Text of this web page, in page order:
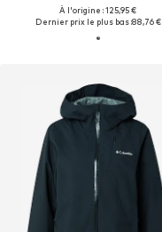
À l'origine : 125,95 €
Dernier prix le plus bas :88,76 €